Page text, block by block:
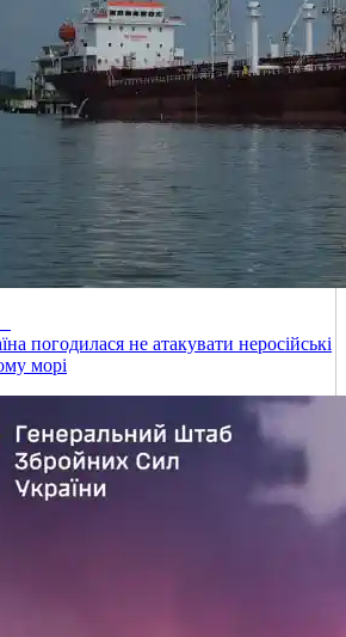
погодилася не атакувати неросійські
морі